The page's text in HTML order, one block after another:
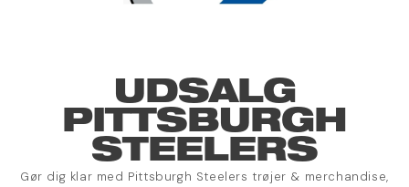
UDSALG
PITTSBURGH
STEELERS
Gør dig klar med Pittsburgh Steelers trøjer & merchandise,